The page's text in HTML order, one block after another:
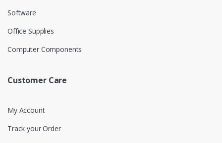
Software
Office Supplies
Computer Components
Customer Care
My Account
Track your Order